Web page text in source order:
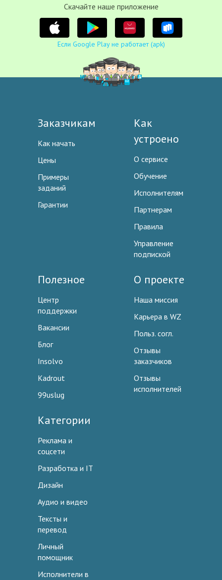
Cкачайте наше приложение
Если Google Play не работает (apk)
Заказчикам
Как начать
Цены
Примеры
заданий
Гарантии
Как
устроено
О сервисе
Обучение
Исполнителям
Партнерам
Правила
Управление
подпиской
Полезное
Центр
поддержки
Вакансии
Блог
Insolvo
Kadrout
99uslug
О проекте
Наша миссия
Карьера в WZ
Польз. согл.
Отзывы
заказчиков
Отзывы
исполнителей
Категории
Реклама и
соцсети
Разработка и IT
Дизайн
Аудио и видео
Тексты и
перевод
Личный
помощник
Исполнители в